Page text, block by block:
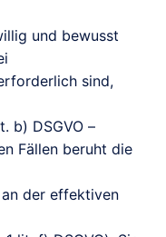
und bewusst
sind,
b) DSGVO –
Fällen beruht die
der effektiven